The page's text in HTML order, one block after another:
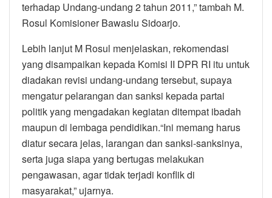
terhadap Undang-undang 2 tahun 2011,” tambah M.
Rosul Komisioner Bawaslu Sidoarjo.
Lebih lanjut M Rosul menjelaskan, rekomendasi
yang disampaikan kepada Komisi II DPR RI itu untuk
diadakan revisi undang-undang tersebut, supaya
mengatur pelarangan dan sanksi kepada partai
politik yang mengadakan kegiatan ditempat ibadah
maupun di lembaga pendidikan.“Ini memang harus
diatur secara jelas, larangan dan sanksi-sanksinya,
serta juga siapa yang bertugas melakukan
pengawasan, agar tidak terjadi konflik di
masyarakat,” ujarnya.